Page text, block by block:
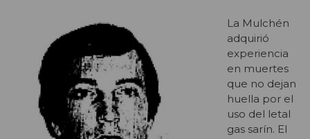
La Mulchén
adquirió
experiencia
en muertes
que no dejan
huella por el
uso del letal
gas sarín. El